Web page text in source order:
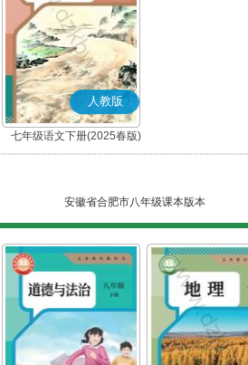
人教版
七年级语文下册(2025春版)
(部编版)
安徽省合肥市八年级课本版本